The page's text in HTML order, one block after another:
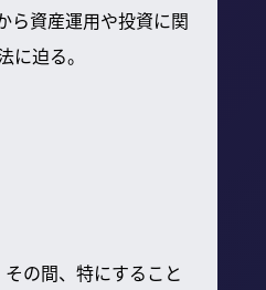
ら資産運用や投資に関
迫る。
の間、特にすること